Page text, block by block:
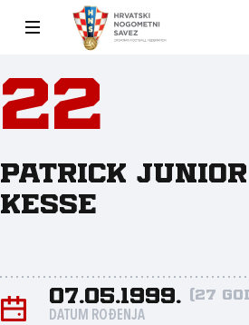
22
Patrick Junior
Kesse
07.05.1999. (27
DATUM ROĐENJA